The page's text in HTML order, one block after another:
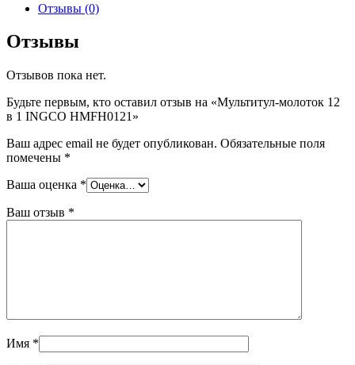
Отзывы (0)
Отзывы
Отзывов пока нет.
Будьте первым, кто оставил отзыв на «Мультитул-молоток 12
в 1 INGCO HMFH0121»
Ваш адрес email не будет опубликован. Обязательные поля
помечены *
Ваша оценка *
Ваш отзыв *
Имя *